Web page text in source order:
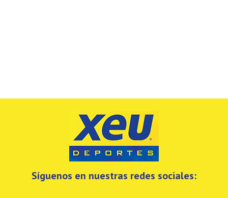
Síguenos en nuestras redes sociales: